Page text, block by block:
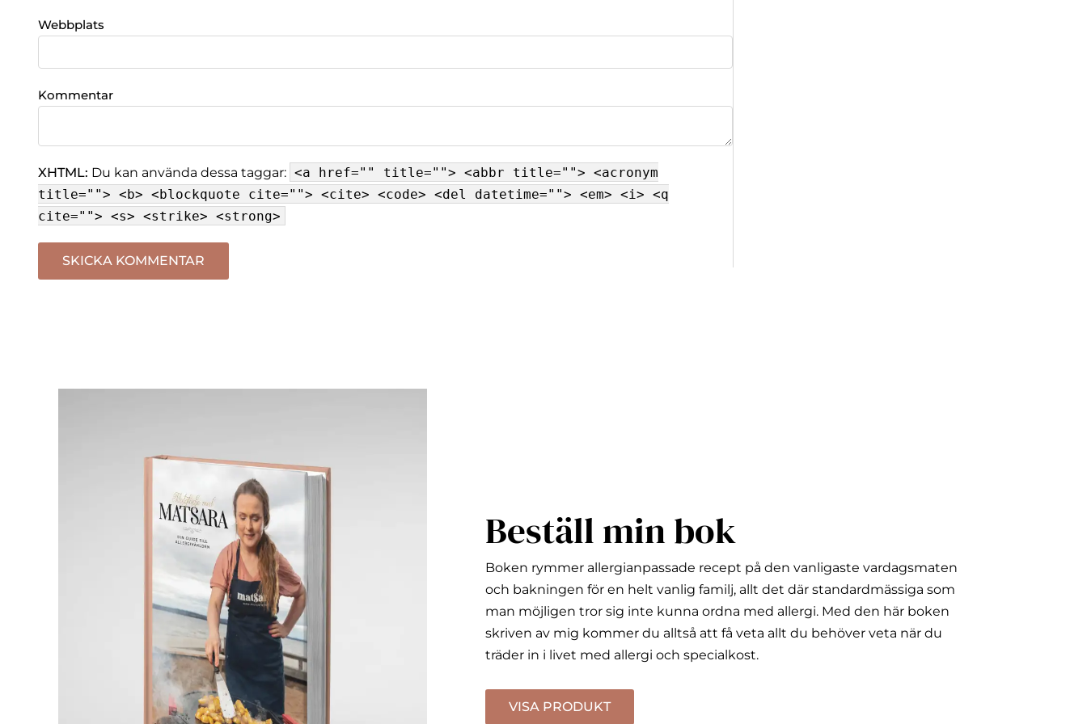
Webbplats
Kommentar
XHTML: Du kan använda dessa taggar: <a href="" title=""> <abbr title=""> <acronym
title=""> <b> <blockquote cite=""> <cite> <code> <del datetime=""> <em> <i> <q
cite=""> <s> <strike> <strong>
Beställ min bok
Boken rymmer allergianpassade recept på den vanligaste vardagsmaten
och bakningen för en helt vanlig familj, allt det där standardmässiga som
man möjligen tror sig inte kunna ordna med allergi. Med den här boken
skriven av mig kommer du alltså att få veta allt du behöver veta när du
träder in i livet med allergi och specialkost.
VISA PRODUKT